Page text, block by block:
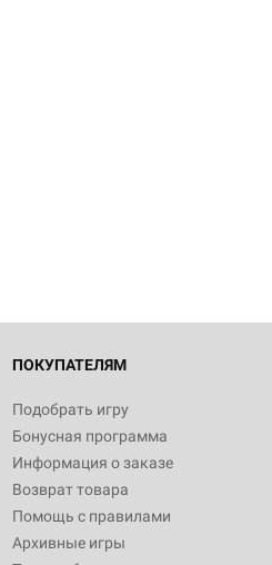
ПОКУПАТЕЛЯМ
Подобрать игру
Бонусная программа
Информация о заказе
Возврат товара
Помощь с правилами
Архивные игры